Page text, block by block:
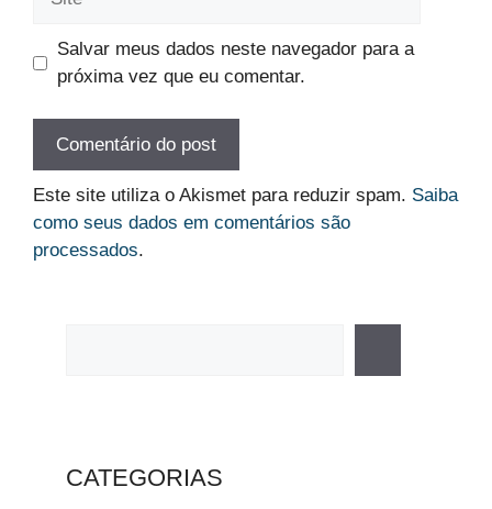
Salvar meus dados neste navegador para a
próxima vez que eu comentar.
Este site utiliza o Akismet para reduzir spam. Saiba
como seus dados em comentários são
processados.
CATEGORIAS